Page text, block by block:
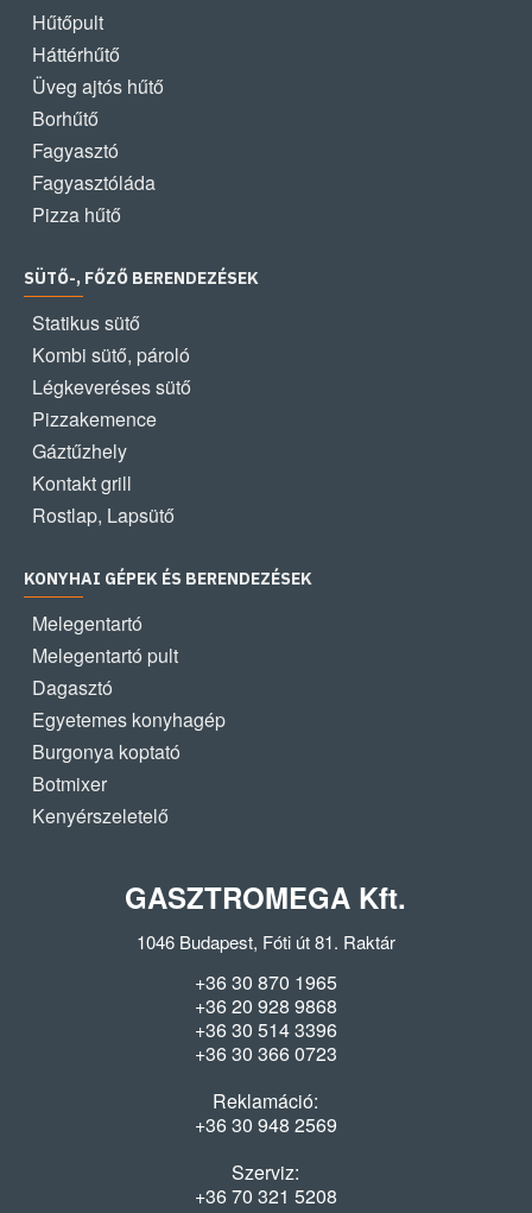
Hűtőpult
Háttérhűtő
Üveg ajtós hűtő
Borhűtő
Fagyasztó
Fagyasztóláda
Pizza hűtő
SÜTŐ-, FŐZŐ BERENDEZÉSEK
Statikus sütő
Kombi sütő, pároló
Légkeveréses sütő
Pizzakemence
Gáztűzhely
Kontakt grill
Rostlap, Lapsütő
KONYHAI GÉPEK ÉS BERENDEZÉSEK
Melegentartó
Melegentartó pult
Dagasztó
Egyetemes konyhagép
Burgonya koptató
Botmixer
Kenyérszeletelő
GASZTROMEGA Kft.
1046 Budapest, Fóti út 81. Raktár
+36 30 870 1965
+36 20 928 9868
+36 30 514 3396
+36 30 366 0723
Reklamáció:
+36 30 948 2569
Szerviz:
+36 70 321 5208